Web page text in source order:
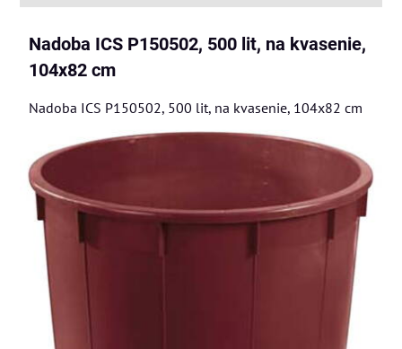
Nadoba ICS P150502, 500 lit, na kvasenie,
104x82 cm
Nadoba ICS P150502, 500 lit, na kvasenie, 104x82 cm